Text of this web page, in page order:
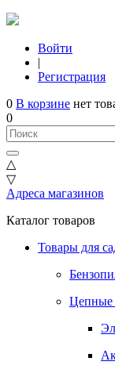
Войти
|
Регистрация
0 В корзине нет
0
△
▽
Адреса магазинов
Каталог товаров
Товары для